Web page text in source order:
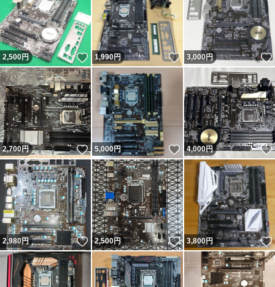
2,500円 いいね！
1,990円 いいね！
3,000円
2,700円 いいね！
5,000円 いいね！
4,000円
2,980円 いいね！
2,500円 いいね！
3,800円